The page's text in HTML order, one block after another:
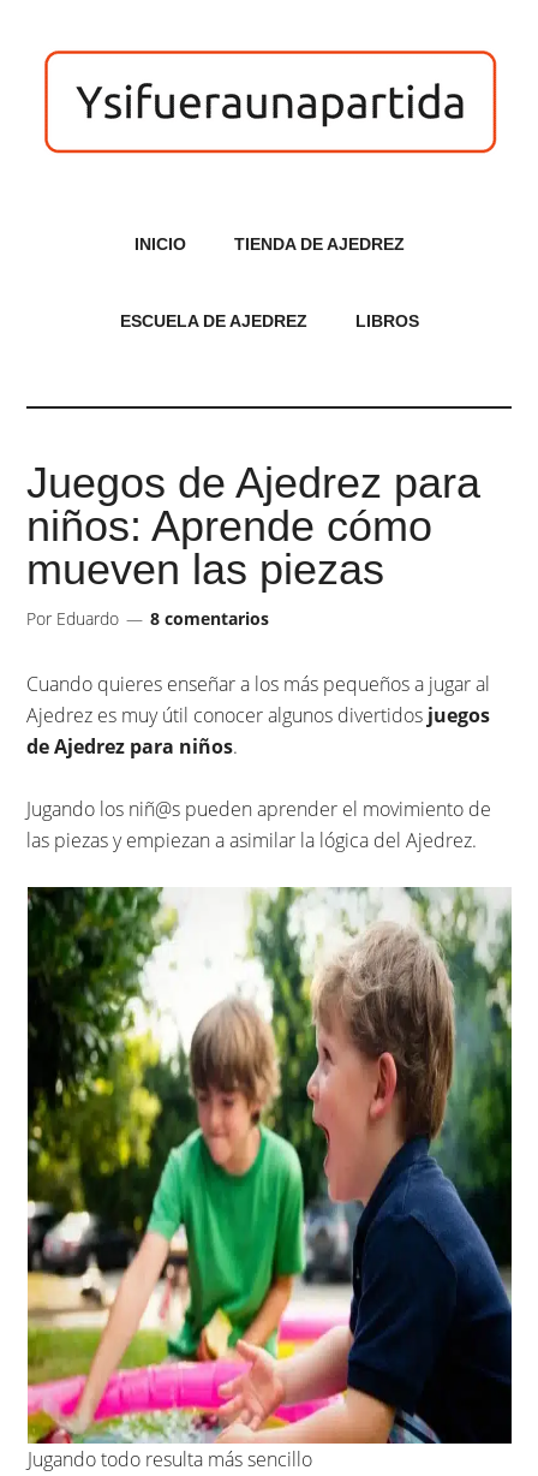
INICIO TIENDA DE AJEDREZ
ESCUELA DE AJEDREZ LIBROS
Juegos de Ajedrez para
niños: Aprende cómo
mueven las piezas
Por Eduardo 8 comentarios
Cuando quieres enseñar a los más pequeños a jugar al
Ajedrez es muy útil conocer algunos divertidos juegos
de Ajedrez para niños.
Jugando los niñ@s pueden aprender el movimiento de
las piezas y empiezan a asimilar la lógica del Ajedrez.
Jugando todo resulta más sencillo